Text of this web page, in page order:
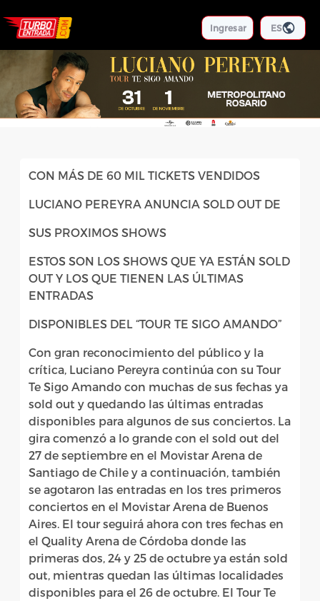
Ingresar ES
CON MÁS DE 60 MIL TICKETS VENDIDOS
LUCIANO PEREYRA ANUNCIA SOLD OUT DE
SUS PROXIMOS SHOWS
ESTOS SON LOS SHOWS QUE YA ESTÁN SOLD
OUT Y LOS QUE TIENEN LAS ÚLTIMAS
ENTRADAS
DISPONIBLES DEL “TOUR TE SIGO AMANDO”
Con gran reconocimiento del público y la
crítica, Luciano Pereyra continúa con su Tour
Te Sigo Amando con muchas de sus fechas ya
sold out y quedando las últimas entradas
disponibles para algunos de sus conciertos. La
gira comenzó a lo grande con el sold out del
27 de septiembre en el Movistar Arena de
Santiago de Chile y a continuación, también
se agotaron las entradas en los tres primeros
conciertos en el Movistar Arena de Buenos
Aires. El tour seguirá ahora con tres fechas en
el Quality Arena de Córdoba donde las
primeras dos, 24 y 25 de octubre ya están sold
out, mientras quedan las últimas localidades
disponibles para el 26 de octubre. El Tour Te